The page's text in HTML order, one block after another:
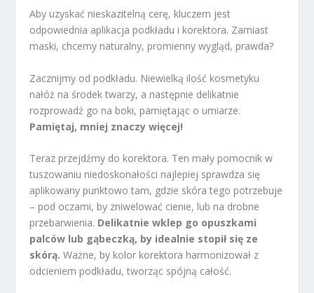
Aby uzyskać nieskazitelną cerę, kluczem jest
odpowiednia aplikacja podkładu i korektora. Zamiast
maski, chcemy naturalny, promienny wygląd, prawda?
Zacznijmy od podkładu. Niewielką ilość kosmetyku
nałóż na środek twarzy, a następnie delikatnie
rozprowadź go na boki, pamiętając o umiarze.
Pamiętaj, mniej znaczy więcej!
Teraz przejdźmy do korektora. Ten mały pomocnik w
tuszowaniu niedoskonałości najlepiej sprawdza się
aplikowany punktowo tam, gdzie skóra tego potrzebuje
– pod oczami, by zniwelować cienie, lub na drobne
przebarwienia. Delikatnie wklep go opuszkami
palców lub gąbeczką, by idealnie stopił się ze
skórą. Ważne, by kolor korektora harmonizował z
odcieniem podkładu, tworząc spójną całość.